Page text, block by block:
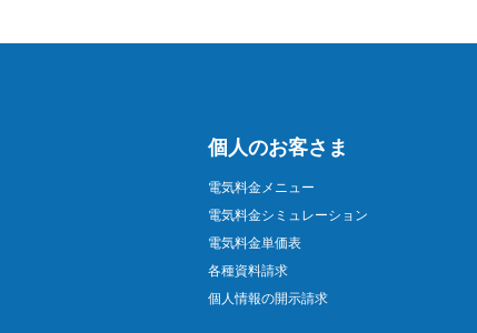
個人のお客さま
電気料金メニュー
電気料金シミュレーション
電気料金単価表
各種資料請求
個人情報の開示請求